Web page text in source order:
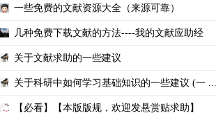
一些免费的文献资源大全（来源可靠）
几种免费下载文献的方法----我的文献应助经
关于文献求助的一些建议
关于科研中如何学习基础知识的一些建议 (一 ...
【必看】【本版版规，欢迎发悬赏贴求助】